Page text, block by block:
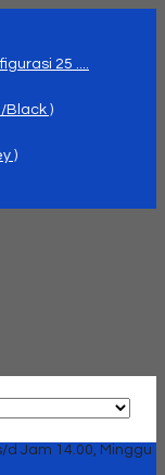
25 ....
Black )
)
d Jam 14.00, Minggu